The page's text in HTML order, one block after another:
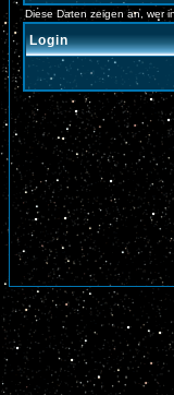
Diese Daten zeigen an, wer
Login